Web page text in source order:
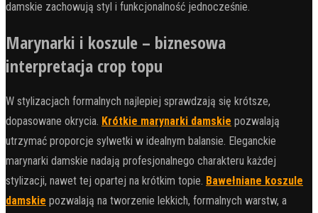
damskie zachowują styl i funkcjonalność jednocześnie.
Marynarki i koszule – biznesowa
interpretacja crop topu
W stylizacjach formalnych najlepiej sprawdzają się krótsze,
dopasowane okrycia. Krótkie marynarki damskie pozwalają
utrzymać proporcje sylwetki w idealnym balansie. Eleganckie
marynarki damskie nadają profesjonalnego charakteru każdej
stylizacji, nawet tej opartej na krótkim topie. Bawełniane koszule
damskie pozwalają na tworzenie lekkich, formalnych warstw, a